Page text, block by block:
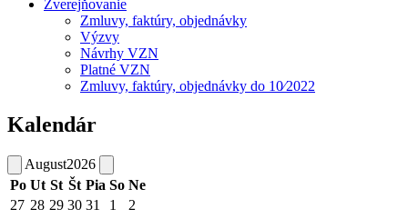
Zverejňovanie
Zmluvy, faktúry, objednávky
Výzvy
Návrhy VZN
Platné VZN
Zmluvy, faktúry, objednávky do 10⁄2022
Kalendár
August2026
Po Ut St Št Pia So Ne
27 28 29 30 31 1
2